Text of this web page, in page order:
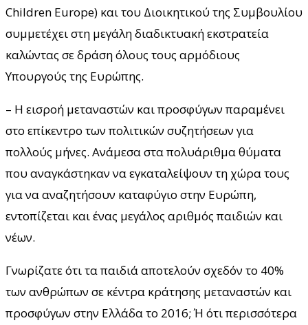
Children Europe) και του Διοικητικού της Συμβουλίου
συμμετέχει στη μεγάλη διαδικτυακή εκστρατεία
καλώντας σε δράση όλους τους αρμόδιους
Υπουργούς της Ευρώπης.
– Η εισροή μεταναστών και προσφύγων παραμένει
στο επίκεντρο των πολιτικών συζητήσεων για
πολλούς μήνες. Ανάμεσα στα πολυάριθμα θύματα
που αναγκάστηκαν να εγκαταλείψουν τη χώρα τους
για να αναζητήσουν καταφύγιο στην Ευρώπη,
εντοπίζεται και ένας μεγάλος αριθμός παιδιών και
νέων.
Γνωρίζατε ότι τα παιδιά αποτελούν σχεδόν το 40%
των ανθρώπων σε κέντρα κράτησης μεταναστών και
προσφύγων στην Ελλάδα το 2016; Ή ότι περισσότερα